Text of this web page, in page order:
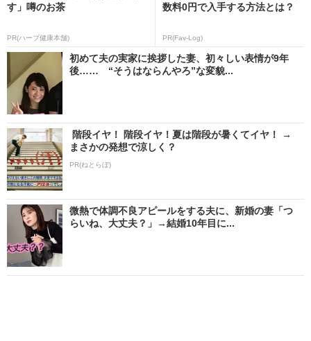
す」噂のお茶
PR(ハーブ健康本舗)
数料0円で入手する方法とは？
PR(Fav-Log)
初めて夫の実家に挨拶した妻、初々しい表情が9年
後…… “そうはならんやろ”な変貌...
階段イヤ！ 階段イヤ！夏は階段が暑くてイヤ！ →
まさかの発想で涼しく？
PR(ねとらぼ)
微熱で体調不良アピールをする夫に、新婚の妻「つ
らいね、大丈夫？」→結婚10年目に...